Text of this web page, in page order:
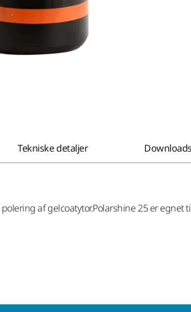
Tekniske detaljer Downloads
af gelcoatytor.Polarshine 25 er